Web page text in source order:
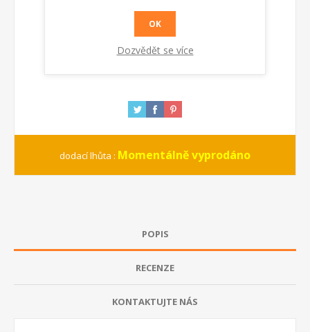
1127210026
dodací lhůta : Momentálně vyprodáno
POPIS
RECENZE
KONTAKTUJTE NÁS
OK
Dozvědět se více